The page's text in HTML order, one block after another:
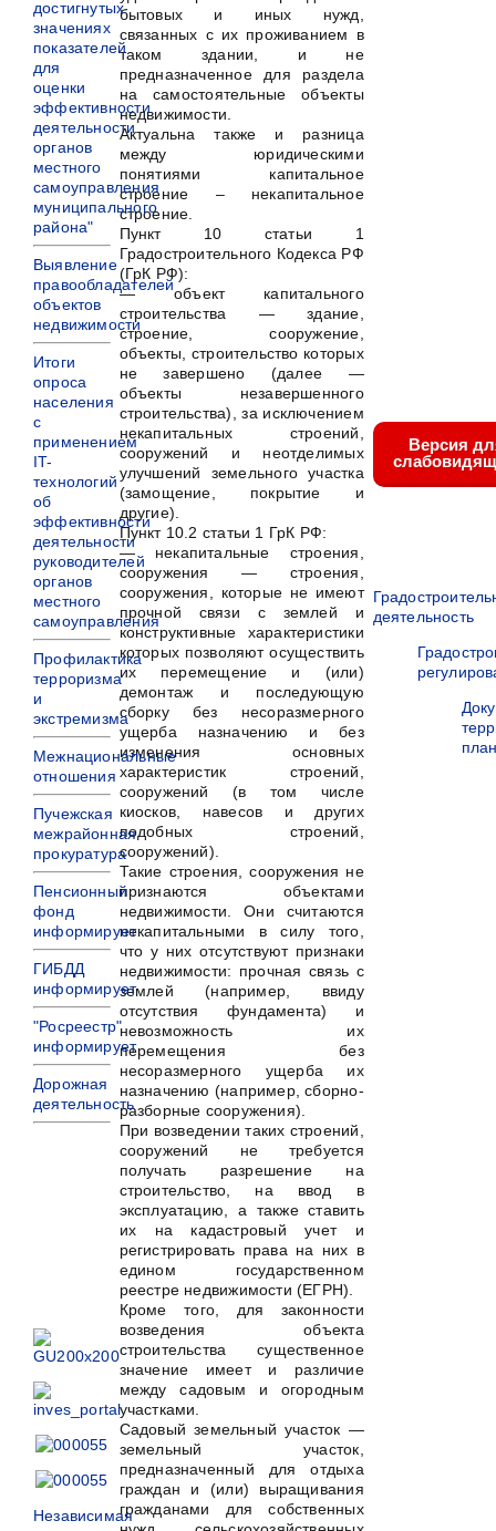
бытовых и иных нужд,
связанных с их проживанием в
таком здании, и не
предназначенное для раздела
на самостоятельные объекты
недвижимости.
Актуальна также и разница
между юридическими
понятиями капитальное
строение – некапитальное
строение.
Пункт 10 статьи 1
Градостроительного Кодекса РФ
(ГрК РФ):
— объект капитального
строительства — здание,
строение, сооружение,
объекты, строительство которых
не завершено (далее —
объекты незавершенного
строительства), за исключением
некапитальных строений,
сооружений и неотделимых
улучшений земельного участка
(замощение, покрытие и
другие).
Пункт 10.2 статьи 1 ГрК РФ:
— некапитальные строения,
сооружения — строения,
сооружения, которые не имеют
прочной связи с землей и
конструктивные характеристики
которых позволяют осуществить
их перемещение и (или)
демонтаж и последующую
сборку без несоразмерного
ущерба назначению и без
изменения основных
характеристик строений,
сооружений (в том числе
киосков, навесов и других
подобных строений,
сооружений).
Такие строения, сооружения не
признаются объектами
недвижимости. Они считаются
некапитальными в силу того,
что у них отсутствуют признаки
недвижимости: прочная связь с
землей (например, ввиду
отсутствия фундамента) и
невозможность их
перемещения без
несоразмерного ущерба их
назначению (например, сборно-
разборные сооружения).
При возведении таких строений,
сооружений не требуется
получать разрешение на
строительство, на ввод в
эксплуатацию, а также ставить
их на кадастровый учет и
регистрировать права на них в
едином государственном
реестре недвижимости (ЕГРН).
Кроме того, для законности
возведения объекта
строительства существенное
значение имеет и различие
между садовым и огородным
участками.
Садовый земельный участок —
земельный участок,
предназначенный для отдыха
граждан и (или) выращивания
гражданами для собственных
достигнутых
значениях
показателей
для
оценки
эффективности
деятельности
органов
местного
самоуправления
муниципального
района"
Выявление
правообладателей
объектов
недвижимости
Итоги
опроса
населения
с
применением
IT-
технологий
об
эффективности
деятельности
руководителей
органов
местного
самоуправления
Профилактика
терроризма
и
экстремизма
Межнациональные
отношения
Пучежская
межрайонная
прокуратура
Пенсионный
фонд
информирует
ГИБДД
информирует
"Росреестр"
информирует
Дорожная
деятельность
Независимая
Версия
деятельность